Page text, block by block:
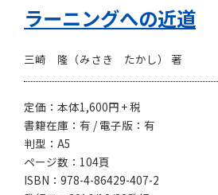
ラーニングへの近道
三崎 隆（みさき たかし） 著
定価：本体1,600円 + 税
書籍在庫：有 / 電子版：有
判型：A5
ページ数：104頁
ISBN：978-4-86429-407-2